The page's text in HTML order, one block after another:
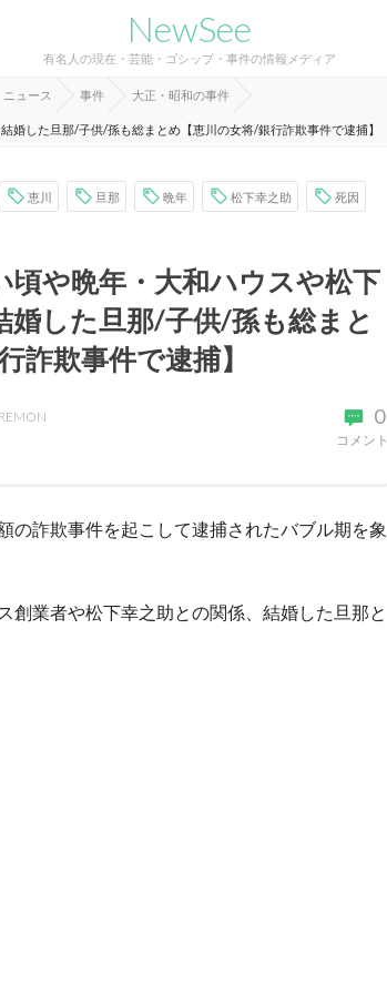
NewSee
有名人の現在・芸能・ゴシップ・事件の情報メディア
ニュース 事件 大正・昭和の事件
婚した旦那/子供/孫も総まとめ【恵川の女将/銀行詐欺事件で逮捕】
恵川 旦那 晩年 松下幸之助 死因
頃や晩年・大和ハウスや松下
婚した旦那/子供/孫も総まと
詐欺事件で逮捕】
0
コメント
の詐欺事件を起こして逮捕されたバブル期を象
創業者や松下幸之助との関係、結婚した旦那と